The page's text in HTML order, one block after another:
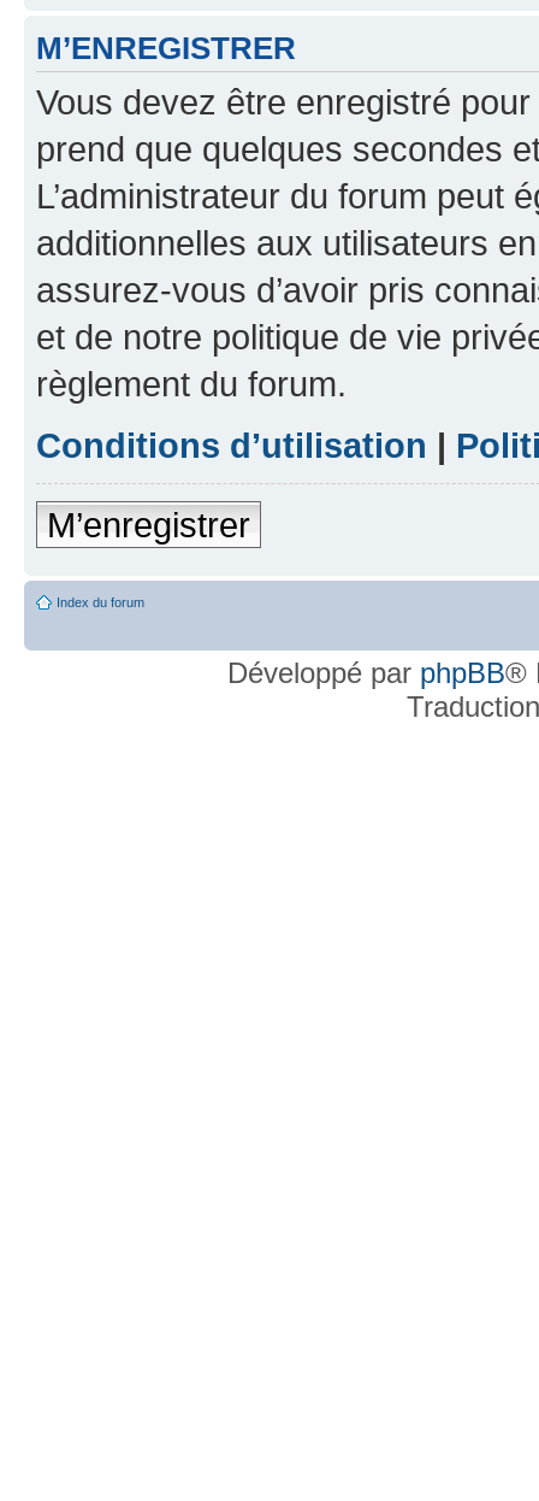
M’ENREGISTRER
Vous devez être enregistré
prend que quelques secondes
L’administrateur du forum peut
additionnelles aux utilisateurs
assurez-vous d’avoir pris
et de notre politique de vie
règlement du forum.
Conditions d’utilisation |
M’enregistrer
Index du forum
Développé par phpBB®